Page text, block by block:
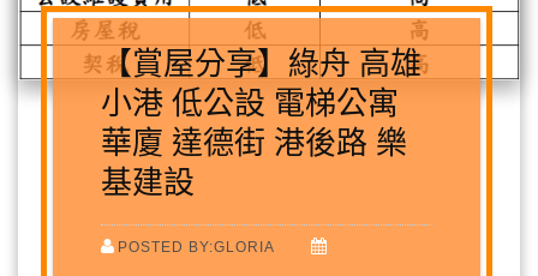
【賞屋分享】綠舟 高雄
小港 低公設 電梯公寓
華廈 達德街 港後路 樂
基建設
POSTED BY:GLORIA